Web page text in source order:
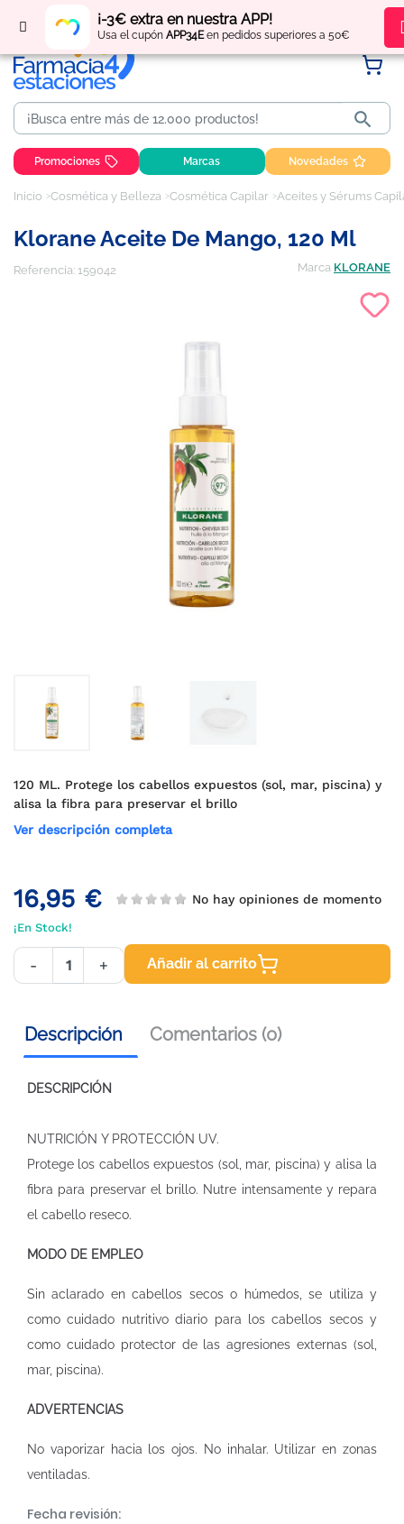
¡-3€ extra en nuestra APP!
Usa el cupón APP34Een pedidos superiores a 50€
Regístratey obtén puntos por tus compras

Promociones Marcas Novedades
Inicio Cosmética y Belleza Cosmética Capilar Aceites y Sérums
Klorane Aceite De Mango, 120 Ml
Referencia: 159042 Marca KLORANE
120 ML. Protege los cabellos expuestos (sol, mar, piscina) y
alisa la fibra para preservar el brillo
Ver descripción completa
16,95 € No hay opiniones de momento
¡En Stock!
- + Añadir al carrito
Descripción Comentarios (0)
DESCRIPCIÓN
NUTRICIÓN Y PROTECCIÓN UV.
Protege los cabellos expuestos (sol, mar, piscina) y alisa la
fibra para preservar el brillo. Nutre intensamente y repara
el cabello reseco.
MODO DE EMPLEO
Sin aclarado en cabellos secos o húmedos, se utiliza y
como cuidado nutritivo diario para los cabellos secos y
como cuidado protector de las agresiones externas (sol,
mar, piscina).
ADVERTENCIAS
No vaporizar hacia los ojos. No inhalar. Utilizar en zonas
ventiladas.
Fecha revisión: